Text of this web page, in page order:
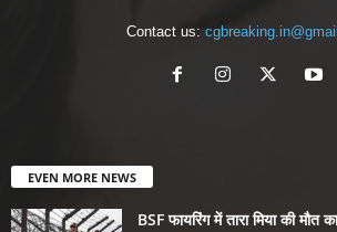
Contact us:
EVEN MORE NEWS
BSF फायरिंग में तारा मिया की मौत